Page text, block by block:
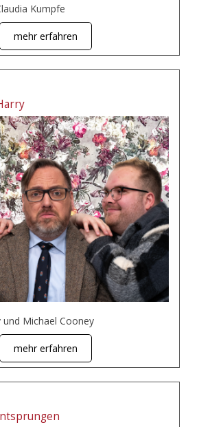
Kumpfe
mehr erfahren
Michael Cooney
mehr erfahren